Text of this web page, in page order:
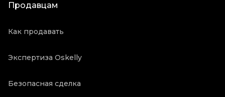
Продавцам
Как продавать
Экспертиза Oskelly
Безопасная сделка